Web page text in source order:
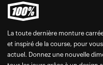
La toute dernière monture
et inspiré de la course, pour
actuel. Donnez une nouvelle